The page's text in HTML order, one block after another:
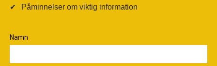
✔ Påminnelser om viktig information
Namn